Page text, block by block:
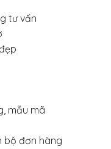
tư vấn
mẫu mã
bộ đơn hàng